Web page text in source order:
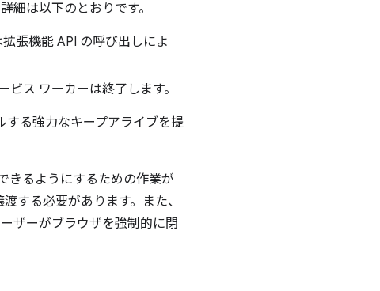
細は以下のとおりです。
張機能 API の呼び出しによ
ス ワーカーは終了します。
する強力なキープアライブを提
きるようにするための作業が
する必要があります。また、
ザーがブラウザを強制的に閉